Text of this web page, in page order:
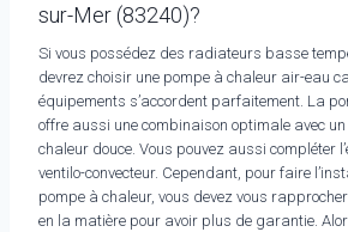
sur-Mer (83240)?
Si vous possédez des radiateurs basse
devrez choisir une pompe à chaleur air-eau
équipements s’accordent parfaitement. La
offre aussi une combinaison optimale avec
chaleur douce. Vous pouvez aussi compléter
ventilo-convecteur. Cependant, pour faire
pompe à chaleur, vous devez vous rapprocher
en la matière pour avoir plus de garantie.